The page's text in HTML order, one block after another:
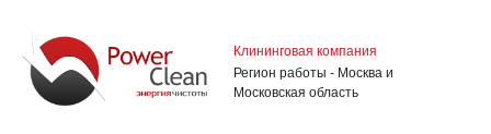
Клининговая компания
Регион работы - Москва и
Московская область